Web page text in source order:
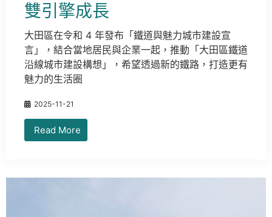
雙引擎成長
大田區在令和 4 年發布「鐵道與魅力城市建設宣
言」，結合當地居民與企業一起，推動「大田區鐵道
沿線城市建設構想」，希望透過新的鐵路，打造更有
魅力的生活圈
2025-11-21
Read More